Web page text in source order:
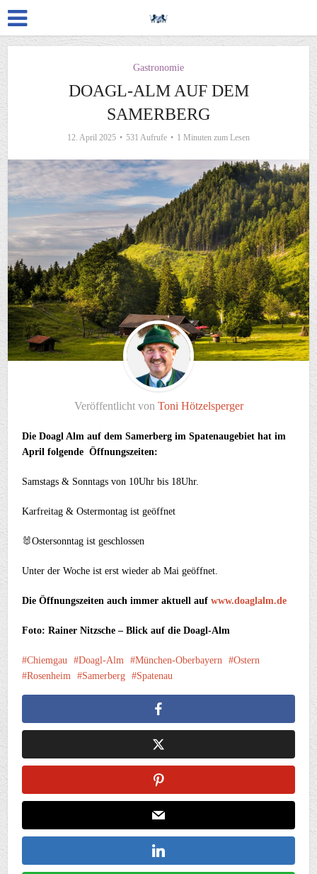
Gastronomie
DOAGL-ALM AUF DEM
SAMERBERG
12. April 2025 531 Aufrufe 1 Minuten zum Lesen
Veröffentlicht von Toni Hötzelsperger
Die Doagl Alm auf dem Samerberg im Spatenaugebiet hat im
April folgende Öffnungszeiten:
Samstags & Sonntags von 10Uhr bis 18Uhr.
Karfreitag & Ostermontag ist geöffnet
🐰Ostersonntag ist geschlossen
Unter der Woche ist erst wieder ab Mai geöffnet.
Die Öffnungszeiten auch immer aktuell aufwww.doaglalm.de
Foto: Rainer Nitzsche – Blick auf die Doagl-Alm
Chiemgau Doagl-Alm München-Oberbayern
Ostern
Rosenheim
Samerberg Spatenau